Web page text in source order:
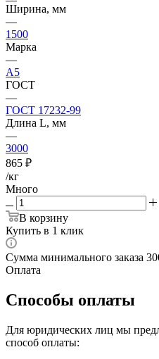
Ширина, мм
—
1500
Марка
—
А5
ГОСТ
—
ГОСТ 17232-99
Длина L, мм
—
3000
865 ₽
/кг
Много
В корзину
Купить в 1 клик
Сумма минимального заказа
Оплата
Способы оплаты
Для юридических лиц мы
способ оплаты: